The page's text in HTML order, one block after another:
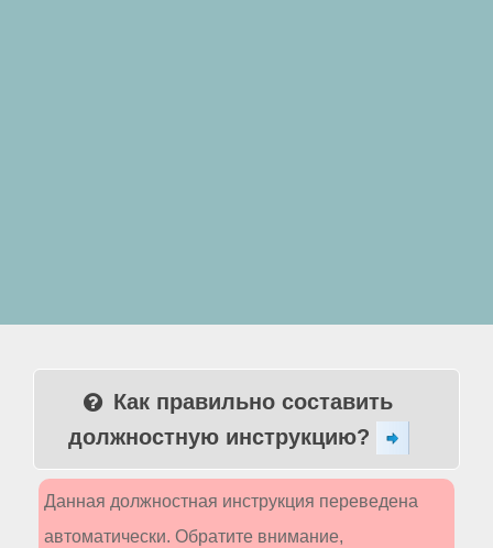
Как правильно составить
должностную инструкцию?
Данная должностная инструкция переведена
автоматически. Обратите внимание,